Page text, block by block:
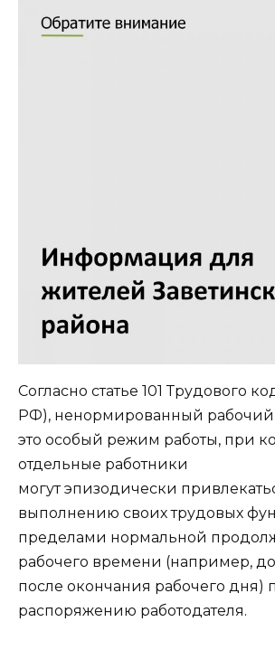
Согласно статье 101 Трудового
РФ), ненормированный
это особый режим работы, при
отдельные работники
могут эпизодически
выполнению своих трудовых
пределами нормальной
рабочего времени (например,
после окончания рабочего дня)
распоряжению работодателя.